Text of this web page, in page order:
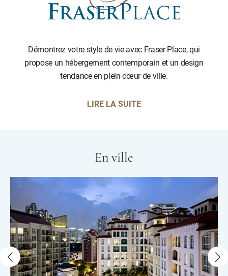
Démontrez votre style de vie avec Fraser Place, qui
propose un hébergement contemporain et un design
tendance en plein cœur de ville.
LIRE LA SUITE
En ville